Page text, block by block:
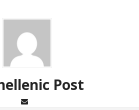
Post